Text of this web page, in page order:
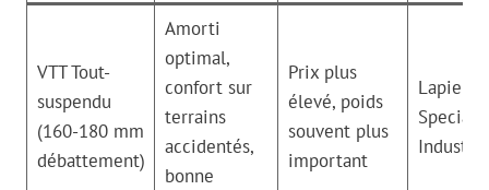
VTT Tout-
suspendu
(160-180 mm
débattement)
Amorti
optimal,
confort sur
terrains
accidentés,
bonne
Prix plus
élevé, poids
souvent plus
important
Lapierre,